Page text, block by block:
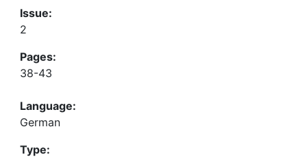
Issue:
2
Pages:
38-43
Language:
German
Type: